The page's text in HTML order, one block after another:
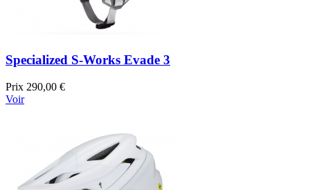
Specialized S-Works Evade 3
Prix 290,00 €
Voir